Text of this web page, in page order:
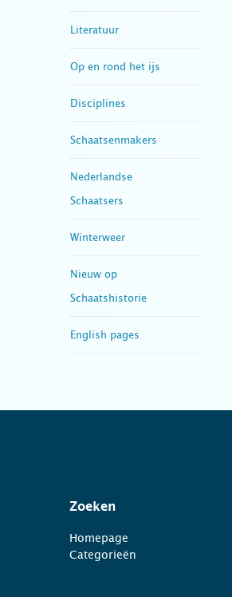
Literatuur
Op en rond het ijs
Disciplines
Schaatsenmakers
Nederlandse
Schaatsers
Winterweer
Nieuw op
Schaatshistorie
English pages
Zoeken
Homepage
Categorieën